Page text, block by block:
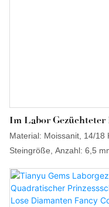
Im Labor Gezüchteter
Material: Moissanit, 14/18
Steingröße, Anzahl: 6,5